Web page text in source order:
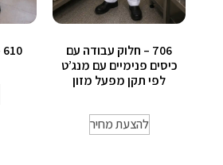
706 – חלוק עבודה עם
כיסים פנימיים עם מנג’ט
לפי תקן מפעל מזון
להצעת מחיר
610 – מכנס שף פסים